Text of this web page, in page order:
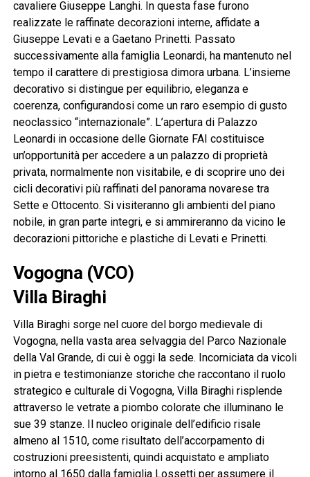
cavaliere Giuseppe Langhi. In questa fase furono
realizzate le raffinate decorazioni interne, affidate a
Giuseppe Levati e a Gaetano Prinetti. Passato
successivamente alla famiglia Leonardi, ha mantenuto nel
tempo il carattere di prestigiosa dimora urbana. L’insieme
decorativo si distingue per equilibrio, eleganza e
coerenza, configurandosi come un raro esempio di gusto
neoclassico “internazionale”. L’apertura di Palazzo
Leonardi in occasione delle Giornate FAI costituisce
un’opportunità per accedere a un palazzo di proprietà
privata, normalmente non visitabile, e di scoprire uno dei
cicli decorativi più raffinati del panorama novarese tra
Sette e Ottocento. Si visiteranno gli ambienti del piano
nobile, in gran parte integri, e si ammireranno da vicino le
decorazioni pittoriche e plastiche di Levati e Prinetti.
Vogogna (VCO)
Villa Biraghi
Villa Biraghi sorge nel cuore del borgo medievale di
Vogogna, nella vasta area selvaggia del Parco Nazionale
della Val Grande, di cui è oggi la sede. Incorniciata da vicoli
in pietra e testimonianze storiche che raccontano il ruolo
strategico e culturale di Vogogna, Villa Biraghi risplende
attraverso le vetrate a piombo colorate che illuminano le
sue 39 stanze. Il nucleo originale dell’edificio risale
almeno al 1510, come risultato dell’accorpamento di
costruzioni preesistenti, quindi acquistato e ampliato
intorno al 1650 dalla famiglia Lossetti per assumere il